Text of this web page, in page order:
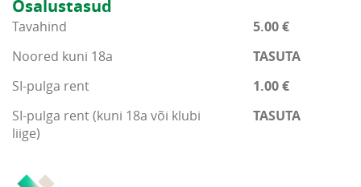
Osalustasud
Tavahind
5.00 €
Noored kuni 18a
TASUTA
SI-pulga rent
1.00 €
SI-pulga rent (kuni 18a või klubi
liige)
TASUTA